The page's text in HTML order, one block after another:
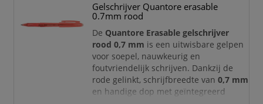
Stardust met glittereffect. De
dekkende, gepigmenteerde gelinkt
komt uitstekend tot zijn recht op wit,
Gelschrijver Quantore erasable
0.7mm rood
De Quantore Erasable gelschrijver
rood 0,7 mm is een uitwisbare gelpen
voor soepel, nauwkeurig en
foutvriendelijk schrijven. Dankzij de
rode gelinkt, schrijfbreedte van0,7 mm
en handige dop met geïntegreerd